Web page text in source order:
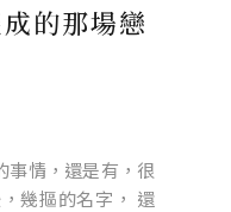
的那場戀
事情，還是有，很
幾摳的名字， 還